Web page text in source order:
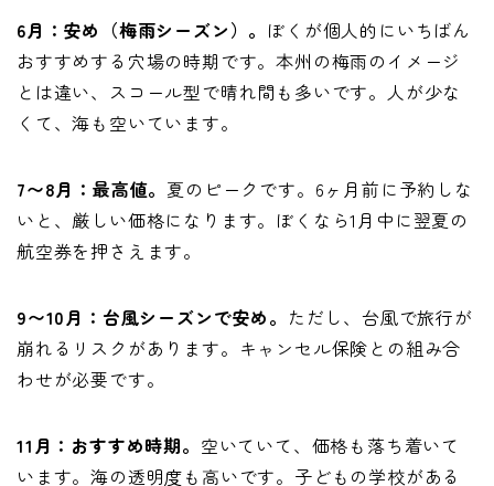
6月：安め（梅雨シーズン）。 ぼくが個人的にいちばん
おすすめする穴場の時期です。本州の梅雨のイメージ
とは違い、スコール型で晴れ間も多いです。人が少な
くて、海も空いています。
7〜8月：最高値。 夏のピークです。6ヶ月前に予約しな
いと、厳しい価格になります。ぼくなら1月中に翌夏の
航空券を押さえます。
9〜10月：台風シーズンで安め。 ただし、台風で旅行が
崩れるリスクがあります。キャンセル保険との組み合
わせが必要です。
11月：おすすめ時期。 空いていて、価格も落ち着いて
います。海の透明度も高いです。子どもの学校がある